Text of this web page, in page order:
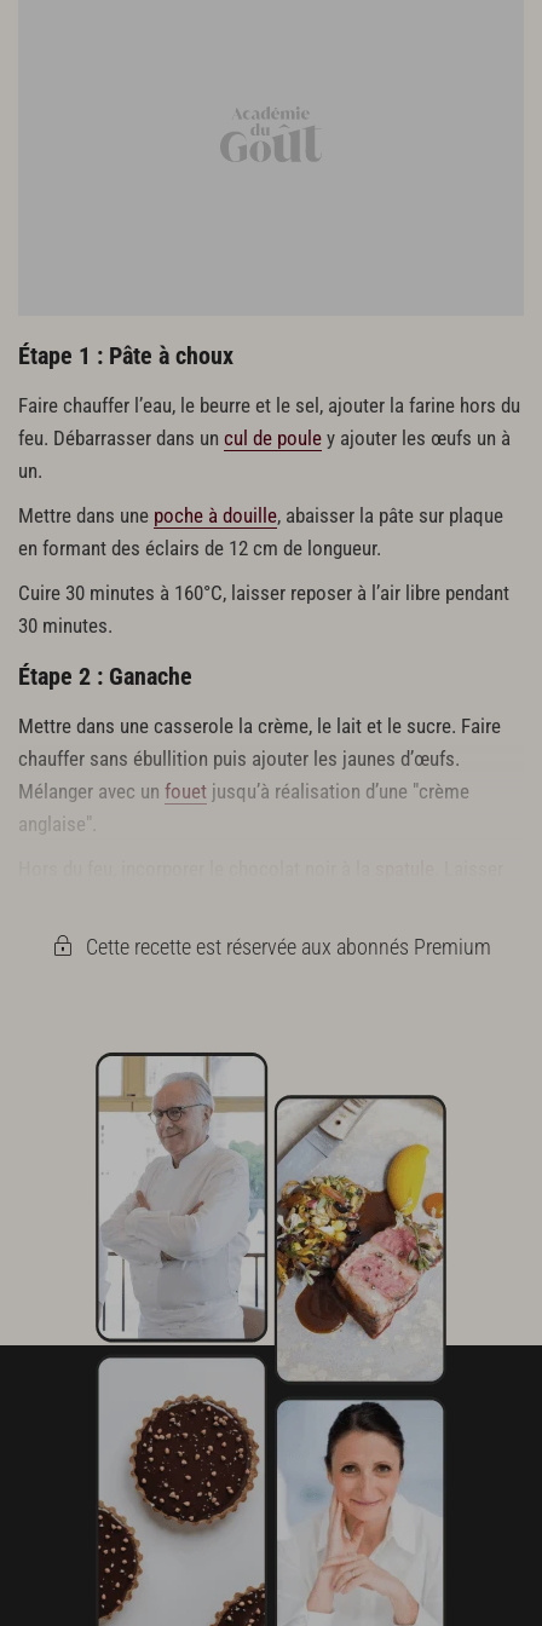
Étape 1 : Pâte à choux
Faire chauffer l’eau, le beurre et le sel, ajouter la farine hors du
feu. Débarrasser dans un cul de poule y ajouter les œufs un à
un.
Mettre dans une poche à douille, abaisser la pâte sur plaque
en formant des éclairs de 12 cm de longueur.
Cuire 30 minutes à 160°C, laisser reposer à l’air libre pendant
30 minutes.
Étape 2 : Ganache
Mettre dans une casserole la crème, le lait et le sucre. Faire
chauffer sans ébullition puis ajouter les jaunes d’œufs.
Mélanger avec un fouet jusqu’à réalisation d’une "crème
anglaise".
Cette recette est réservée aux abonnés Premium